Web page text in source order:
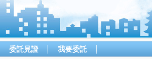
委託見證 我要委託